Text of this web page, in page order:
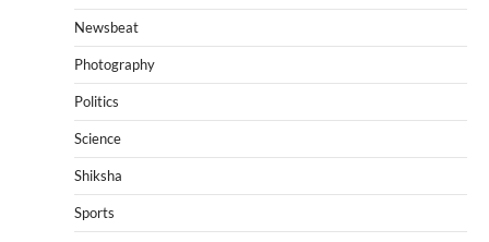
Newsbeat
Photography
Politics
Science
Shiksha
Sports